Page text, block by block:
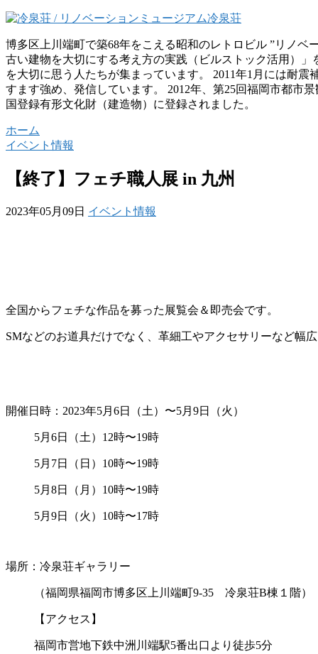
博多区上川端町で築68年をこえる昭和のレトロビル ”リノベ
古い建物を大切にする考え方の実践（ビルストック活用）
を大切に思う人たちが集まっています。 2011年1月には耐
すます強め、発信しています。 2012年、第25回福岡市都市
国登録有形文化財（建造物）に登録されました。
ホーム
イベント情報
【終了】フェチ職人展 in 九州
2023年05月09日 イベント情報
全国からフェチな作品を募った展覧会＆即売会です。
SMなどのお道具だけでなく、革細工やアクセサリーなど幅
開催日時：2023年5月6日（土）〜5月9日（火）
5月6日（土）12時〜19時
5月7日（日）10時〜19時
5月8日（月）10時〜19時
5月9日（火）10時〜17時
場所：冷泉荘ギャラリー
（福岡県福岡市博多区上川端町9-35 冷泉荘B棟１階）
【アクセス】
福岡市営地下鉄中洲川端駅5番出口より徒歩5分